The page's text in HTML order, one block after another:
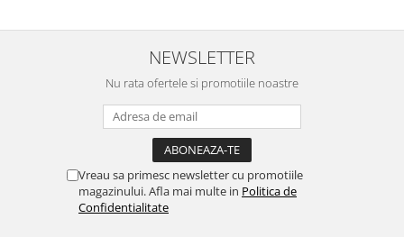
NEWSLETTER
Nu rata ofertele si promotiile noastre
Vreau sa primesc newsletter cu promotiile
magazinului. Afla mai multe in Politica de
Confidentialitate